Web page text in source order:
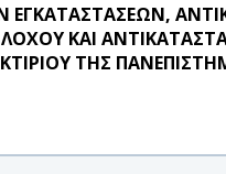
ΕΓΚΑΤΑΣΤΑΣΕΩΝ,
ΛΟΧΟΥ ΚΑΙ
ΚΤΙΡΙΟΥ ΤΗΣ